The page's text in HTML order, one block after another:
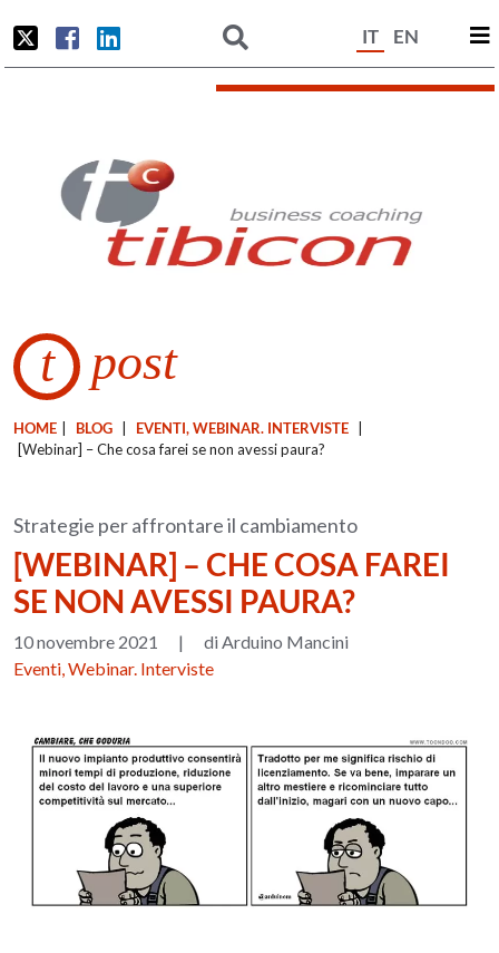
IT EN
t post
HOME BLOG EVENTI, WEBINAR. INTERVISTE
[Webinar] – Che cosa farei se non avessi paura?
Strategie per affrontare il cambiamento
[WEBINAR] – CHE COSA FAREI
SE NON AVESSI PAURA?
10 novembre 2021 |
di Arduino Mancini
Eventi, Webinar. Interviste